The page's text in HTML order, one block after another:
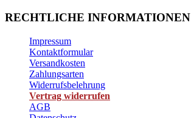
RECHTLICHE INFORMATIONEN
Impressum
Kontaktformular
Versandkosten
Zahlungsarten
Widerrufsbelehrung
Vertrag widerrufen
AGB